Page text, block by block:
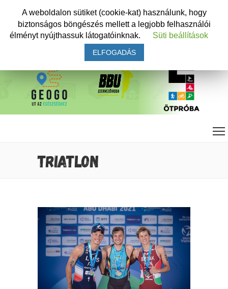
TRIATLON
A weboldalon sütiket (cookie-kat) használunk, hogy
biztonságos böngészés mellett a legjobb felhasználói
élményt nyújthassuk látogatóinknak.
Süti beállítások
ELFOGADÁS